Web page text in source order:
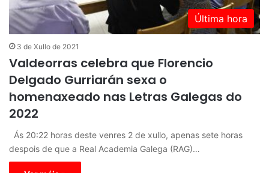
Última hora
3 de Xullo de 2021
Valdeorras celebra que Florencio
Delgado Gurriarán sexa o
homenaxeado nas Letras Galegas do
2022
Ás 20:22 horas deste venres 2 de xullo, apenas sete horas
despois de que a Real Academia Galega (RAG)…